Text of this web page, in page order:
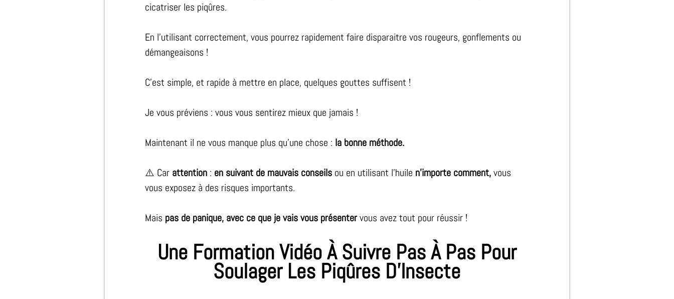
cicatriser les piqûres.
En l’utilisant correctement, vous pourrez rapidement faire disparaitre vos rougeurs, gonflements ou
démangeaisons !
C'est simple, et rapide à mettre en place, quelques gouttes suffisent !
Je vous préviens : vous vous sentirez mieux que jamais !
Maintenant il ne vous manque plus qu’une chose : la bonne méthode.
⚠️ Car attention : en suivant de mauvais conseils ou en utilisant l’huile n’importe comment,vous
vous exposez à des risques importants.
Mais pas de panique, avec ce que je vais vous présentervous avez tout pour réussir !
Une Formation Vidéo À Suivre Pas À Pas Pour
Soulager Les Piqûres D’Insecte